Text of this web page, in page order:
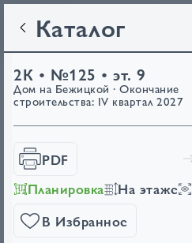
Каталог
2К • №125 • эт. 9
Дом на Бежицкой · Окончание
строительства: IV квартал 2027
PDF
Планировка На этаже
В Избранное